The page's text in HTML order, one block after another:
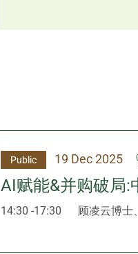
Public 19 Dec 2025
AI赋能&并购破局:
14:30 -17:30 顾凌云博士